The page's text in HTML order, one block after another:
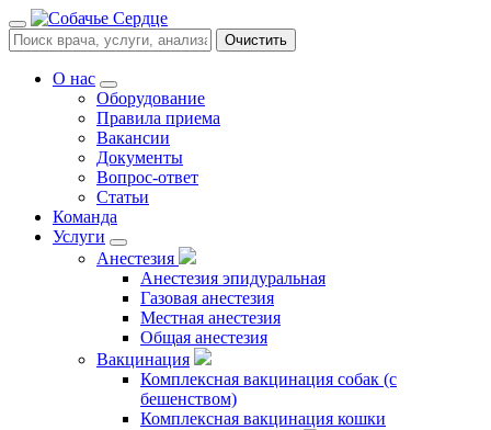
Очистить
О нас
Оборудование
Правила приема
Вакансии
Документы
Вопрос-ответ
Статьи
Команда
Услуги
Анестезия
Анестезия эпидуральная
Газовая анестезия
Местная анестезия
Общая анестезия
Вакцинация
Комплексная вакцинация собак (с
бешенством)
Комплексная вакцинация кошки